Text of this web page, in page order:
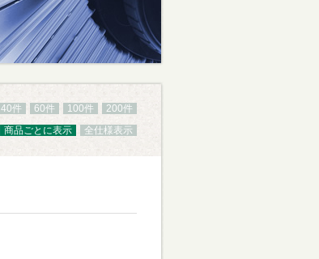
40件 60件 100件
200件
商品ごとに表示 全仕様表示